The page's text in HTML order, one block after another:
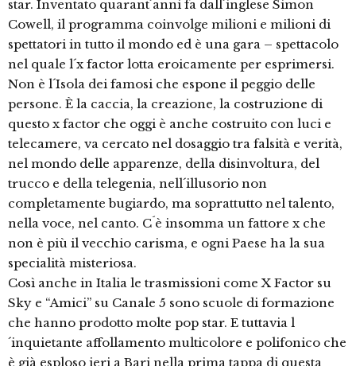
star. Inventato quarant´anni fa dall´inglese Simon
Cowell, il programma coinvolge milioni e milioni di
spettatori in tutto il mondo ed è una gara – spettacolo
nel quale l´x factor lotta eroicamente per esprimersi.
Non è l´Isola dei famosi che espone il peggio delle
persone. È la caccia, la creazione, la costruzione di
questo x factor che oggi è anche costruito con luci e
telecamere, va cercato nel dosaggio tra falsità e verità,
nel mondo delle apparenze, della disinvoltura, del
trucco e della telegenia, nell´illusorio non
completamente bugiardo, ma soprattutto nel talento,
nella voce, nel canto. C´è insomma un fattore x che
non è più il vecchio carisma, e ogni Paese ha la sua
specialità misteriosa.
Così anche in Italia le trasmissioni come X Factor su
Sky e “Amici” su Canale 5 sono scuole di formazione
che hanno prodotto molte pop star. E tuttavia l
´inquietante affollamento multicolore e polifonico che
è già esploso ieri a Bari nella prima tappa di questa